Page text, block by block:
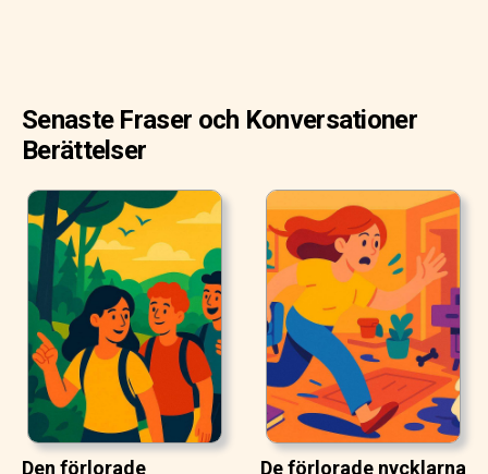
Senaste Fraser och Konversationer
Berättelser
Den förlorade De förlorade nycklarna